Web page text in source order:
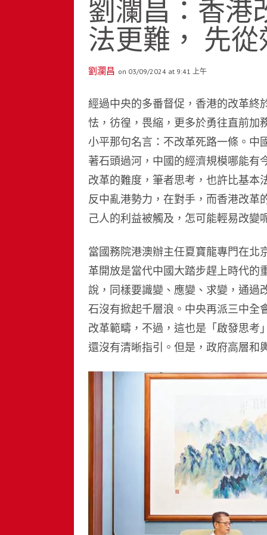
劉瀾昌：香港
法更難， 先
劉瀾昌 on 03/09/2024 at 9:41 上午
經過中央的多番督促，香港的改革終
怯，彷徨，畏縮，更多於勇往直前加
小平那句名言：不改革死路一條。中
著石頭過河，中國的經濟規模哪能有
改革的難度，筆者思考，也許比基本
反中亂港勢力，在對手，而香港改革
己人的利益被觸及，怎可能輕易改變
當國務院港澳辦主任夏寶龍專門在北
革開放是當代中國大踏步趕上時代的
說，同樣要識變、應變、求變，通過
石沒有掀起千層浪。中央再派三中全
改革範疇，不過，這也是「啟發思考
還沒有清晰指引。但是，政府高層和